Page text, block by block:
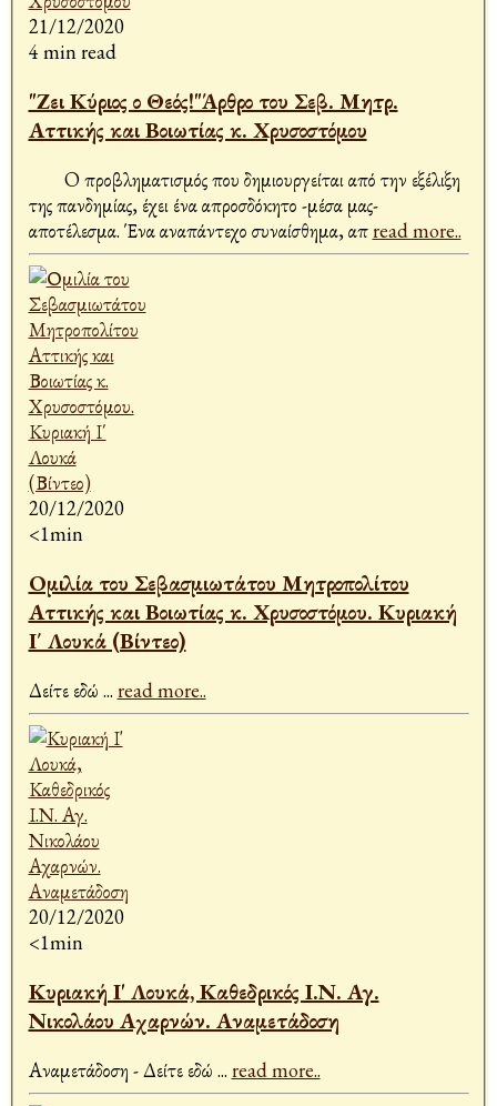
21/12/2020
4 min read
"Ζει Κύριος ο Θεός!"Άρθρο του Σεβ. Μητρ.
Αττικής και Βοιωτίας κ. Χρυσοστόμου
της πανδημίας, έχει ένα απροσδόκητο -μέσα μας-
αποτέλεσμα. Ένα αναπάντεχο συναίσθημα, απread more..
20/12/2020
<1min
Ομιλία του Σεβασμιωτάτου Μητροπολίτου
Αττικής και Βοιωτίας κ. Χρυσοστόμου. Κυριακή
Ι΄ Λουκά (Βίντεο)
Δείτε εδώ ... read more..
20/12/2020
<1min
Κυριακή Ι' Λουκά, Καθεδρικός Ι.Ν. Αγ.
Νικολάου Αχαρνών. Αναμετάδοση
Αναμετάδοση - Δείτε εδώ ... read more..